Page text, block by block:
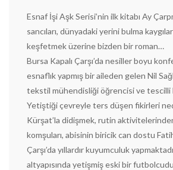
Esnaf İşi Aşk Serisi’nin ilk kitabı Ay
sancıları, dünyadaki yerini bulma
keşfetmek üzerine bizden bir roman…
Bursa Kapalı Çarşı’da nesiller boyu
esnaflık yapmış bir aileden gelen Nil
tekstil mühendisliği öğrencisi ve tescilli
Yetiştiği çevreyle ters düşen fikirleri
Kürşat’la didişmek, rutin
komşuları, abisinin biricik can dostu
Çarşı’da yıllardır kuyumculuk
altyapısında yetişmiş eski bir